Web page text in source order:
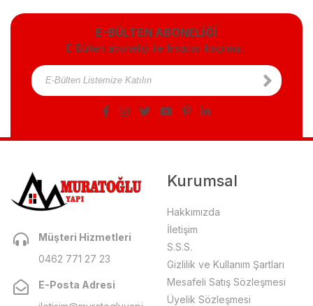
E-BÜLTEN ABONELİĞİ
E-Bülten aboneliği ile fırsatları kaçırma...
Müşteri Hizmetleri
0462 771 27 23
E-Posta Adresi
Kurumsal
Hakkımızda
İletişim
S.S.S.
Gizlilik ve Kullanım Şartları
Mesafeli Satış Sözleşmesi
Üyelik Sözleşmesi